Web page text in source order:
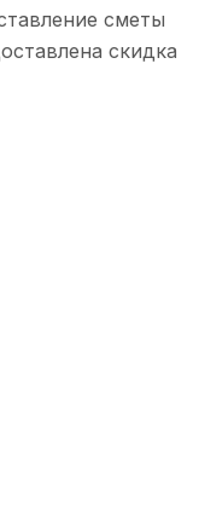
сметы
скидка